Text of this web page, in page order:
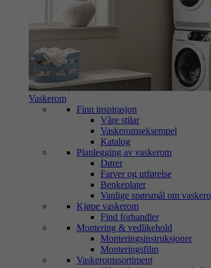
Vaskerom
Finn inspirasjon
Våre stilar
Vaskeromseksempel
Katalog
Planlegging av vaskerom
Dører
Farver og utførelse
Benkeplater
Vanlige spørsmål om
Kjøpe vaskerom
Find forhandler
Montering & vedlikehold
Monteringsinstruksjoner
Monteringsfilm
Vaskeromssortiment